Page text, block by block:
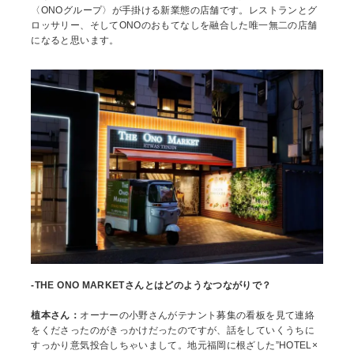
〈ONOグループ〉が手掛ける新業態の店舗です。レストランとグ
ロッサリー、そしてONOのおもてなしを融合した唯一無二の店舗
になると思います。
-THE ONO MARKETさんとはどのようなつながりで？
植本さん： オーナーの小野さんがテナント募集の看板を見て連絡
をくださったのがきっかけだったのですが、話をしていくうちに
すっかり意気投合しちゃいまして。地元福岡に根ざした”HOTEL×